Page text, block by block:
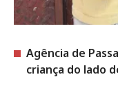
Agência de
criança do lado